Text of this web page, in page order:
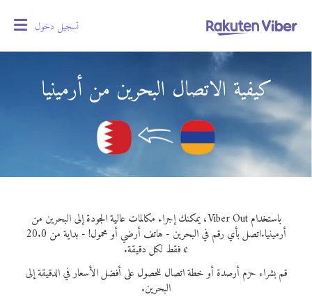
تسجيل دخول
كيفية الاتصال البحرين من أرمينيا
باستخدام Viber Out، يمكنك إجراء مكالمات عالية الجودة إلى البحرين من
أرمينيا.
اتصل بأي رقم في البحرين - هاتف أرضي أو محمول! - بداية من 20.0
¢ فقط لكل دقيقة.
قم بشراء حزم أرصدة أو خطة اتصال للحصول على أفضل الأسعار في الدقيقة إلى
البحرين.